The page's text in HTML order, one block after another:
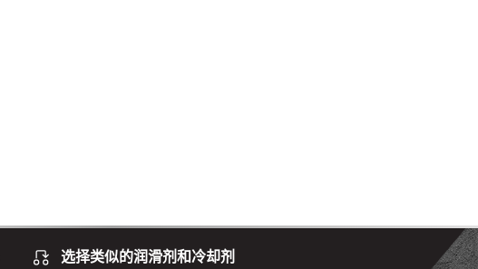
选择类似的润滑剂和冷却剂